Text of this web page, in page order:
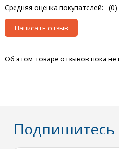
Средняя оценка покупателей: (0)
Написать отзыв
Об этом товаре отзывов пока
Подпишитесь